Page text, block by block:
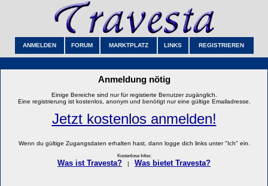
ANMELDEN FORUM MARKTPLATZ LINKS REGISTRIEREN
Anmeldung nötig
Einige Bereiche sind nur für registierte Benutzer zugänglich.
Eine registrierung ist kostenlos, anonym und benötigt nur eine gültige Emailadresse.
Jetzt kostenlos anmelden!
Wenn du gültige Zugangsdaten erhalten hast, dann logge dich links unter "Ich" ein.
Kostenlose Infos:
Was ist Travesta? Was bietet Travesta?